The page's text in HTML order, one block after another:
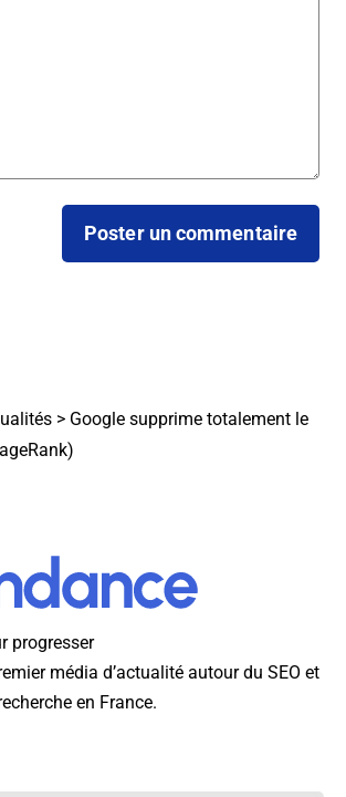
> Google supprime totalement le
progresser
média d’actualité autour du SEO et
en France.